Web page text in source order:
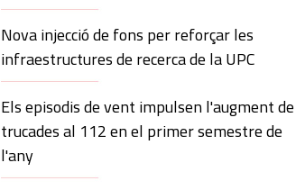
Nova injecció de fons per reforçar les
infraestructures de recerca de la UPC
Els episodis de vent impulsen l'augment de
trucades al 112 en el primer semestre de
l'any